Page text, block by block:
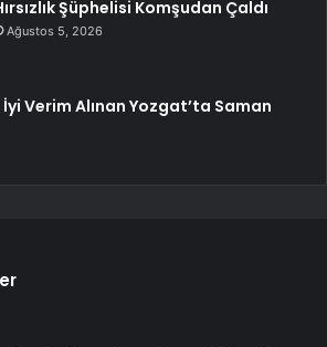
Şüphelisi Komşudan Çaldı
Ağustos 5, 2026
Verim Alınan Yozgat’ta Saman